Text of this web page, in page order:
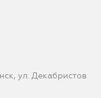
ул. Декабристов